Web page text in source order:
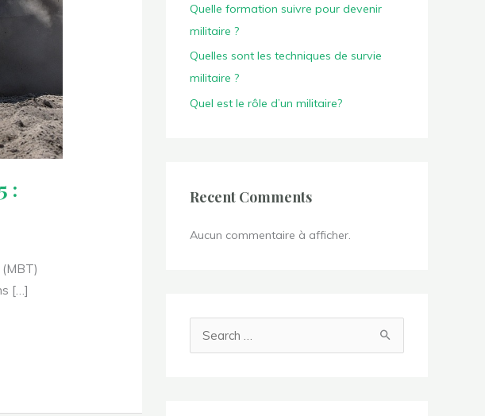
:
(MBT)
[…]
Quelle formation suivre pour devenir
militaire ?
Quelles sont les techniques de survie
militaire ?
Quel est le rôle d’un militaire?
Recent Comments
Aucun commentaire à afficher.